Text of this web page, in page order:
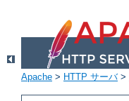
Apache > HTTP サーバ>